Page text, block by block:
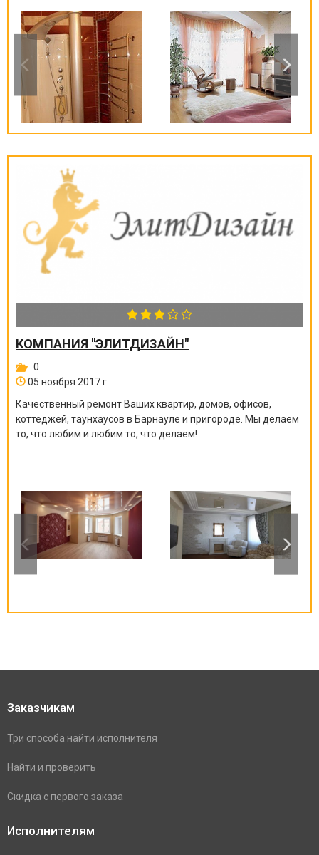
КОМПАНИЯ "ЭЛИТДИЗАЙН"
0
05 ноября 2017 г.
Качественный ремонт Ваших квартир, домов, офисов,
коттеджей, таунхаусов в Барнауле и пригороде. Мы делаем
то, что любим и любим то, что делаем!
Заказчикам
Три способа найти исполнителя
Найти и проверить
Скидка с первого заказа
Исполнителям